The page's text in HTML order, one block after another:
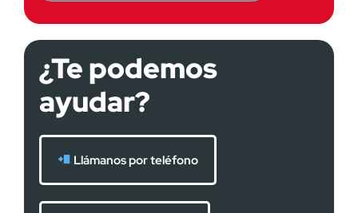
¿Te podemos
ayudar?
Llámanos por teléfono